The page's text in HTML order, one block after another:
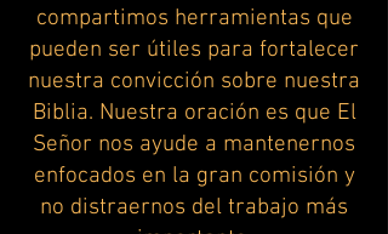
compartimos herramientas que
pueden ser útiles para fortalecer
nuestra convicción sobre nuestra
Biblia. Nuestra oración es que El
Señor nos ayude a mantenernos
enfocados en la gran comisión y
no distraernos del trabajo más